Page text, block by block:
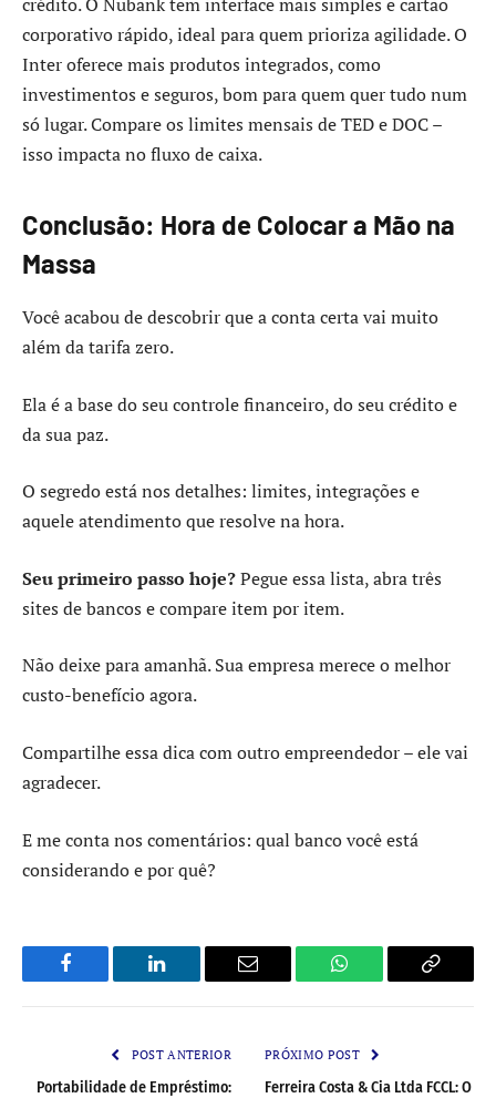
corporativo rápido, ideal para quem prioriza agilidade. O
Inter oferece mais produtos integrados, como
investimentos e seguros, bom para quem quer tudo num
só lugar. Compare os limites mensais de TED e DOC –
isso impacta no fluxo de caixa.
Conclusão: Hora de Colocar a Mão na
Massa
Você acabou de descobrir que a conta certa vai muito
além da tarifa zero.
Ela é a base do seu controle financeiro, do seu crédito e
da sua paz.
O segredo está nos detalhes: limites, integrações e
aquele atendimento que resolve na hora.
Seu primeiro passo hoje?Pegue essa lista, abra três
sites de bancos e compare item por item.
Não deixe para amanhã. Sua empresa merece o melhor
custo-benefício agora.
Compartilhe essa dica com outro empreendedor – ele vai
agradecer.
E me conta nos comentários: qual banco você está
considerando e por quê?
Facebook LinkedIn Email WhatsApp Copy
POST ANTERIOR
Portabilidade de Empréstimo:
PRÓXIMO POST
Ferreira Costa & Cia Ltda FCCL: O